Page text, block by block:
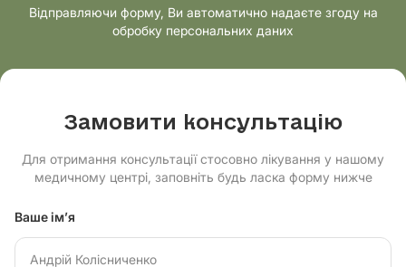
Відправляючи форму, Ви автоматично надаєте згоду на
обробку персональних даних
Замовити консультацію
Для отримання консультації стосовно лікування у нашому
медичному центрі, заповніть будь ласка форму нижче
Ваше ім’я